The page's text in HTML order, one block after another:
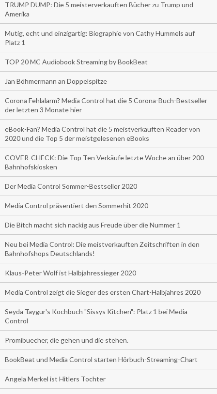
TRUMP DUMP: Die 5 meisterverkauften Bücher zu Trump und
Amerika
Mutig, echt und einzigartig: Biographie von Cathy Hummels auf
Platz 1
TOP 20 MC Audiobook Streaming by BookBeat
Jan Böhmermann an Doppelspitze
Corona Fehlalarm? Media Control hat die 5 Corona-Buch-Bestseller
der letzten 3 Monate hier
eBook-Fan? Media Control hat die 5 meistverkauften Reader von
2020 und die Top 5 der meistgelesenen eBooks
COVER-CHECK: Die Top Ten Verkäufe letzte Woche an über 200
Bahnhofskiosken
Der Media Control Sommer-Bestseller 2020
Media Control präsentiert den Sommerhit 2020
Die Bitch macht sich nackig aus Freude über die Nummer 1
Neu bei Media Control: Die meistverkauften Zeitschriften in den
Bahnhofshops Deutschlands!
Klaus-Peter Wolf ist Halbjahressieger 2020
Media Control zeigt die Sieger des ersten Chart-Halbjahres 2020
Seyda Taygur's Kochbuch "Sissys Kitchen": Platz 1 bei Media
Control
Promibuecher, die gehen und die stehen.
BookBeat und Media Control starten Hörbuch-Streaming-Chart
Angela Merkel ist Hitlers Tochter